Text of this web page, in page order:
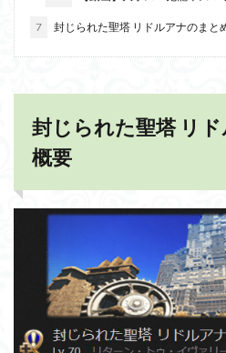
7 封じられた聖塔 リドルアナのまと
封じられた聖塔 リ
概要